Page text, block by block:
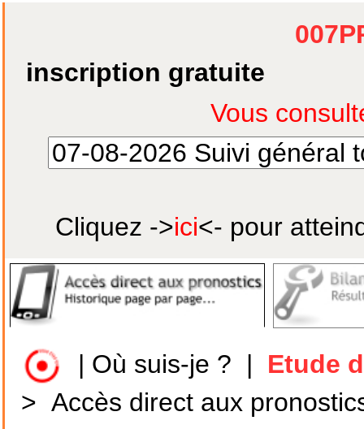
inscription gratuite
Cliquez ->ici<- pour
Où suis-je ?
Etude
>Accès direct aux